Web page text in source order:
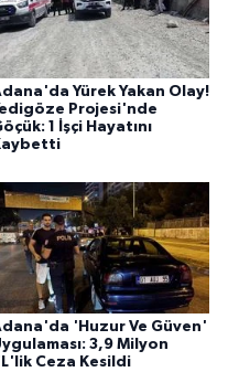
Yürek Yakan Olay!
Projesi'nde
1 İşçi Hayatını
'Huzur Ve Güven'
3,9 Milyon
Ceza Kesildi